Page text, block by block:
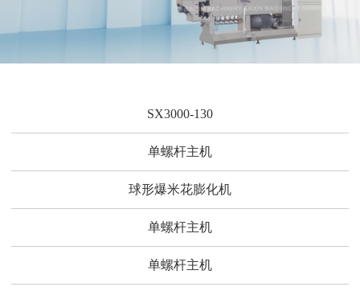
例
服
闻
联
SX3000-130
单螺杆主机
球形爆米花膨化机
单螺杆主机
单螺杆主机